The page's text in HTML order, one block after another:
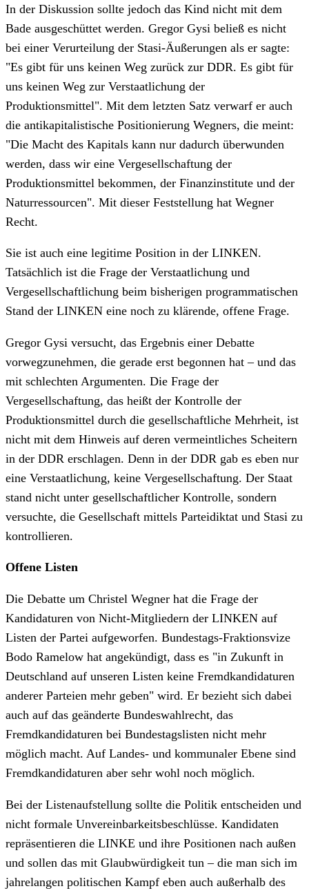
In der Diskussion sollte jedoch das Kind nicht mit dem
Bade ausgeschüttet werden. Gregor Gysi beließ es nicht
bei einer Verurteilung der Stasi-Äußerungen als er sagte:
"Es gibt für uns keinen Weg zurück zur DDR. Es gibt für
uns keinen Weg zur Verstaatlichung der
Produktionsmittel". Mit dem letzten Satz verwarf er auch
die antikapitalistische Positionierung Wegners, die meint:
"Die Macht des Kapitals kann nur dadurch überwunden
werden, dass wir eine Vergesellschaftung der
Produktionsmittel bekommen, der Finanzinstitute und der
Naturressourcen". Mit dieser Feststellung hat Wegner
Recht.
Sie ist auch eine legitime Position in der LINKEN.
Tatsächlich ist die Frage der Verstaatlichung und
Vergesellschaftlichung beim bisherigen programmatischen
Stand der LINKEN eine noch zu klärende, offene Frage.
Gregor Gysi versucht, das Ergebnis einer Debatte
vorwegzunehmen, die gerade erst begonnen hat – und das
mit schlechten Argumenten. Die Frage der
Vergesellschaftung, das heißt der Kontrolle der
Produktionsmittel durch die gesellschaftliche Mehrheit, ist
nicht mit dem Hinweis auf deren vermeintliches Scheitern
in der DDR erschlagen. Denn in der DDR gab es eben nur
eine Verstaatlichung, keine Vergesellschaftung. Der Staat
stand nicht unter gesellschaftlicher Kontrolle, sondern
versuchte, die Gesellschaft mittels Parteidiktat und Stasi zu
kontrollieren.
Offene Listen
Die Debatte um Christel Wegner hat die Frage der
Kandidaturen von Nicht-Mitgliedern der LINKEN auf
Listen der Partei aufgeworfen. Bundestags-Fraktionsvize
Bodo Ramelow hat angekündigt, dass es "in Zukunft in
Deutschland auf unseren Listen keine Fremdkandidaturen
anderer Parteien mehr geben" wird. Er bezieht sich dabei
auch auf das geänderte Bundeswahlrecht, das
Fremdkandidaturen bei Bundestagslisten nicht mehr
möglich macht. Auf Landes- und kommunaler Ebene sind
Fremdkandidaturen aber sehr wohl noch möglich.
Bei der Listenaufstellung sollte die Politik entscheiden und
nicht formale Unvereinbarkeitsbeschlüsse. Kandidaten
repräsentieren die LINKE und ihre Positionen nach außen
und sollen das mit Glaubwürdigkeit tun – die man sich im
jahrelangen politischen Kampf eben auch außerhalb des